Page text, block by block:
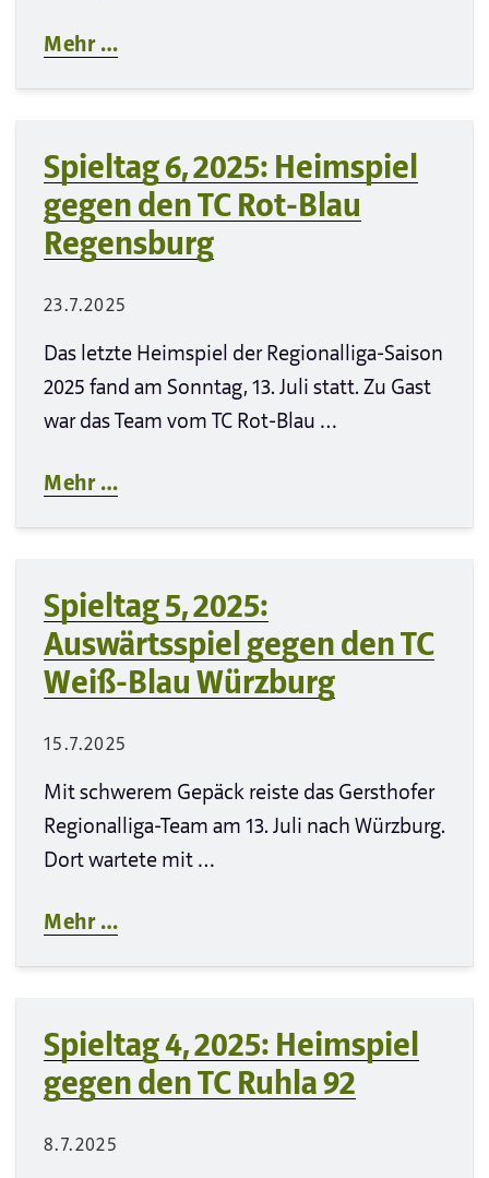
Mehr …
Spieltag 6, 2025: Heimspiel
gegen den TC Rot-Blau
Regensburg
23.7.2025
Das letzte Heimspiel der Regionalliga-Saison
2025 fand am Sonntag, 13. Juli statt. Zu Gast
war das Team vom TC Rot-Blau …
Mehr …
Spieltag 5, 2025:
Auswärtsspiel gegen den TC
Weiß-Blau Würzburg
15.7.2025
Mit schwerem Gepäck reiste das Gersthofer
Regionalliga-Team am 13. Juli nach Würzburg.
Dort wartete mit …
Mehr …
Spieltag 4, 2025: Heimspiel
gegen den TC Ruhla 92
8.7.2025